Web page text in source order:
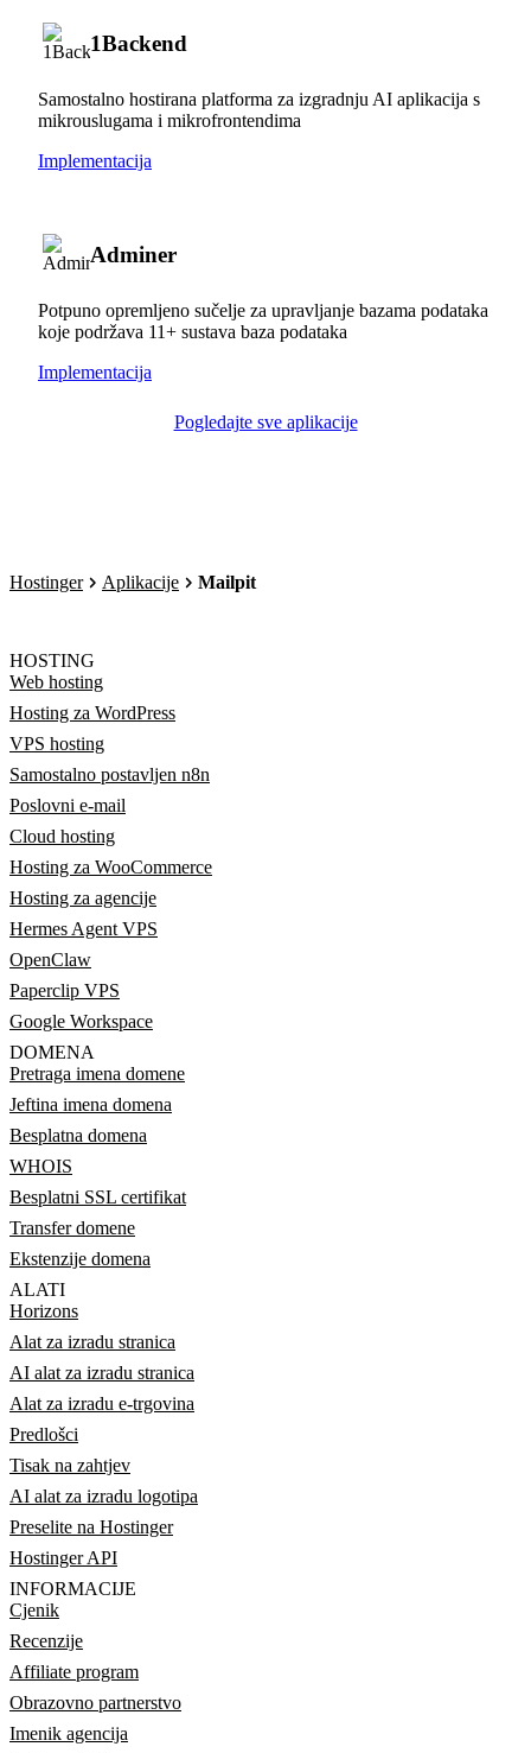
1Backend
Samostalno hostirana platforma za izgradnju AI aplikacija s
mikrouslugama i mikrofrontendima
Implementacija
Adminer
Potpuno opremljeno sučelje za upravljanje bazama podataka
koje podržava 11+ sustava baza podataka
Implementacija
Pogledajte sve aplikacije
Hostinger Aplikacije Mailpit
HOSTING
Web hosting
Hosting za WordPress
VPS hosting
Samostalno postavljen n8n
Poslovni e-mail
Cloud hosting
Hosting za WooCommerce
Hosting za agencije
Hermes Agent VPS
OpenClaw
Paperclip VPS
Google Workspace
DOMENA
Pretraga imena domene
Jeftina imena domena
Besplatna domena
WHOIS
Besplatni SSL certifikat
Transfer domene
Ekstenzije domena
ALATI
Horizons
Alat za izradu stranica
AI alat za izradu stranica
Alat za izradu e-trgovina
Predlošci
Tisak na zahtjev
AI alat za izradu logotipa
Preselite na Hostinger
Hostinger API
INFORMACIJE
Cjenik
Recenzije
Affiliate program
Obrazovno partnerstvo
Imenik agencija